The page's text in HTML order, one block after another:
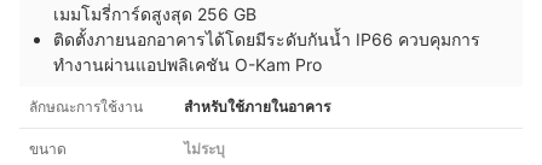
เมมโมรี่การ์ดสูงสุด 256 GB
ติดตั้งภายนอกอาคารได้โดยมีระดับกันน้ำ IP66 ควบคุมการ
ทำงานผ่านแอปพลิเคชัน O-Kam Pro
ลักษณะการใช้งาน สำหรับใช้ภายในอาคาร
ขนาด ไม่ระบุ